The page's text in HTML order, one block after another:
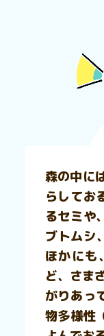
森の中に
らしてお
るセミや
ブトムシ
ほかにも
ど、さま
がりあっ
物多様性